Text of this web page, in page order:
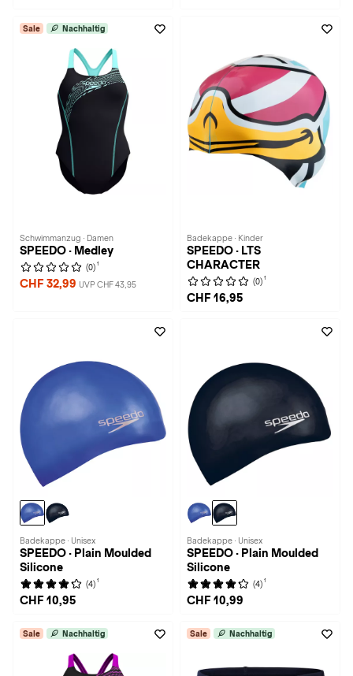
Sale Nachhaltig
Schwimmanzug · Damen
SPEEDO · Medley
(0) 1
CHF 32,99 UVP CHF 43,95
Badekappe · Kinder
SPEEDO · LTS
CHARACTER
(0) 1
CHF 16,95
Badekappe · Unisex
SPEEDO · Plain Moulded
Silicone
(4) 1
CHF 10,95
Badekappe · Unisex
SPEEDO · Plain Moulded
Silicone
(4) 1
CHF 10,99
Sale Nachhaltig Sale Nachhaltig